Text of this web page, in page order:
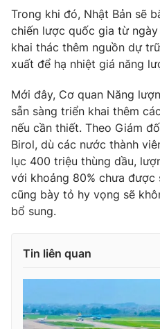
Giải sao mai
Sao
Làm đẹp
Chất lượng cuộc sống
Tuyển sinh
Học trực tuyến
Công nghệ
Hitech Công nghệ tương lai
Sản phẩm
Thị trường
Tư vấn
Lịch phát sóng
Chuyên mục khác
Emagazine
Video
VTV Money
Trong khi đó, Nhật Bản sẽ
chiến lược quốc gia từ
khai thác thêm nguồn dự
xuất để hạ nhiệt giá năng
Mới đây, Cơ quan Năng
sẵn sàng triển khai thêm
nếu cần thiết. Theo Giám
Birol, dù các nước thành
lục 400 triệu thùng dầu,
với khoảng 80% chưa được
cũng bày tỏ hy vọng sẽ
bổ sung.
Tin liên quan